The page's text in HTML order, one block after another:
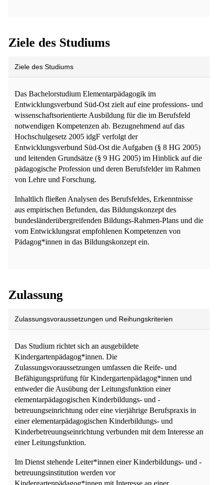
Ziele des Studiums
Ziele des Studiums
Das Bachelorstudium Elementarpädagogik im
Entwicklungsverbund Süd-Ost zielt auf eine professions- und
wissenschaftsorientierte Ausbildung für die im Berufsfeld
notwendigen Kompetenzen ab. Bezugnehmend auf das
Hochschulgesetz 2005 idgF verfolgt der
Entwicklungsverbund Süd-Ost die Aufgaben (§ 8 HG 2005)
und leitenden Grundsätze (§ 9 HG 2005) im Hinblick auf die
pädagogische Profession und deren Berufsfelder im Rahmen
von Lehre und Forschung.
Inhaltlich fließen Analysen des Berufsfeldes, Erkenntnisse
aus empirischen Befunden, das Bildungskonzept des
bundesländerübergreifenden Bildungs-Rahmen-Plans und die
vom Entwicklungsrat empfohlenen Kompetenzen von
Pädagog*innen in das Bildungskonzept ein.
Zulassung
Zulassungsvoraussetzungen und Reihungskriterien
Das Studium richtet sich an ausgebildete
Kindergartenpädagog*innen. Die
Zulassungsvoraussetzungen umfassen die Reife- und
Befähigungsprüfung für Kindergartenpädagog*innen und
entweder die Ausübung der Leitungsfunktion einer
elementarpädagogischen Kinderbildungs- und -
betreuungseinrichtung oder eine vierjährige Berufspraxis in
einer elementarpädagogischen Kinderbildungs- und
Kinderbetreuungseinrichtung verbunden mit dem Interesse an
einer Leitungsfunktion.
Im Dienst stehende Leiter*innen einer Kinderbildungs- und -
betreuungsinstitution werden vor